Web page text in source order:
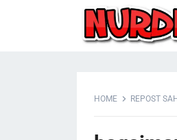
HOME REPOST